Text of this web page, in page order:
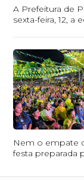
A Prefeitura de
sexta-feira, 12, a
Nem o empate
festa preparada